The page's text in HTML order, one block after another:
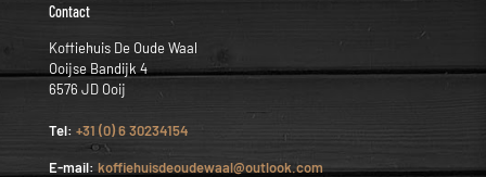
Contact
Koffiehuis De Oude Waal
Ooijse Bandijk 4
6576 JD Ooij
Tel: +31 (0) 6 30234154
E-mail: koffiehuisdeoudewaal@outlook.com